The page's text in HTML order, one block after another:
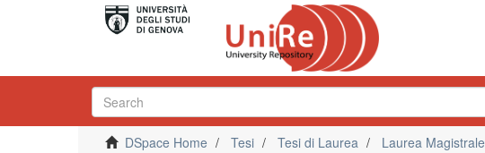
DSpace Home Tesi Tesi di Laurea Laurea Magistrale